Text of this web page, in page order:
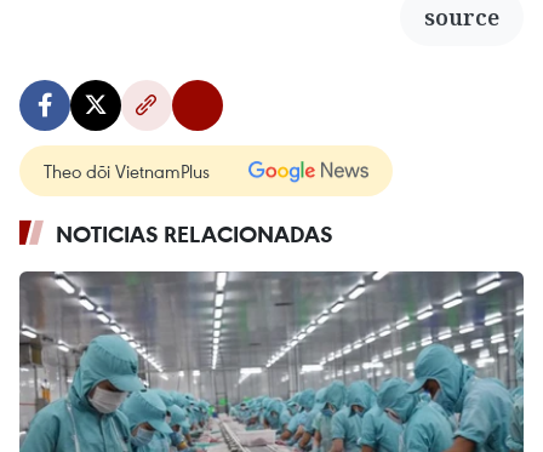
source
Theo dõi VietnamPlus
NOTICIAS RELACIONADAS